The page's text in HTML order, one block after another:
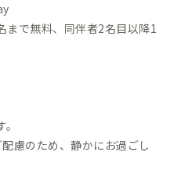
で無料、同伴者2名目以降1
慮のため、静かにお過ごし